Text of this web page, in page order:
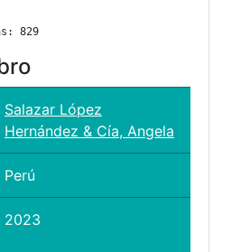
829
Salazar López
Hernández & Cía, Angela
Perú
2023